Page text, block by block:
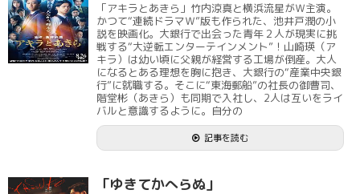
「アキラとあきら」竹内涼真と横浜流星がＷ主演。
かつて“連続ドラマＷ”版も作られた、池井戸潤の小
説を映画化。大銀行で出会った青年２人が現実に挑
戦する“大逆転エンターテインメント”！山崎瑛（ア
キラ）は幼い頃に父親が経営する工場が倒産。大人
になるとある理想を胸に抱き、大銀行の“産業中央銀
行”に就職する。そこに“東海郵船”の社長の御曹司、
階堂彬（あきら）も同期で入社し、2人は互いをライ
バルと意識するように。自分の
記事を読む
「ゆきてかへらぬ」